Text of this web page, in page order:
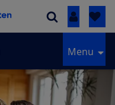
Inloggen
Menu